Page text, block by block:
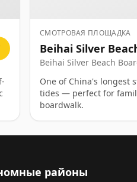
СМОТРОВАЯ ПЛОЩАДКА
Beihai Silver
Beihai Silver Beach
One of China's longest
tides — perfect for
boardwalk.
районы